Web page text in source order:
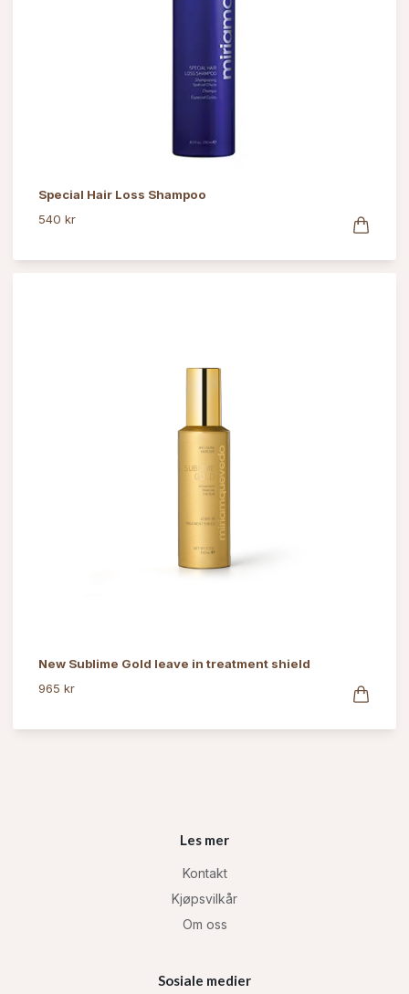
Special Hair Loss Shampoo
540 kr
New Sublime Gold leave in treatment shield
965 kr
Les mer
Kontakt
Kjøpsvilkår
Om oss
Sosiale medier